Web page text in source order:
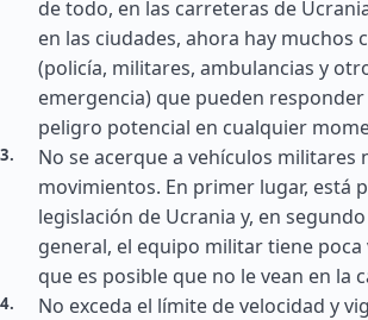
de todo, en las carreteras de
en las ciudades, ahora hay muchos
(policía, militares, ambulancias y
emergencia) que pueden
peligro potencial en cualquier
No se acerque a vehículos militares
movimientos. En primer lugar, está
legislación de Ucrania y, en
general, el equipo militar tiene
que es posible que no le vean en la
No exceda el límite de velocidad y